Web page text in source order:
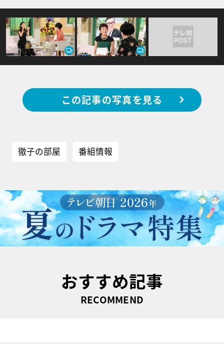
この記事の写真を見る
徹子の部屋 番組情報
おすすめ記事
RECOMMEND